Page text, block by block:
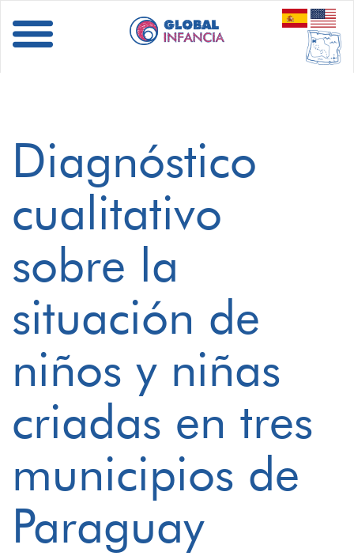
Diagnóstico
cualitativo
sobre la
situación de
niños y niñas
criadas en tres
municipios de
Paraguay